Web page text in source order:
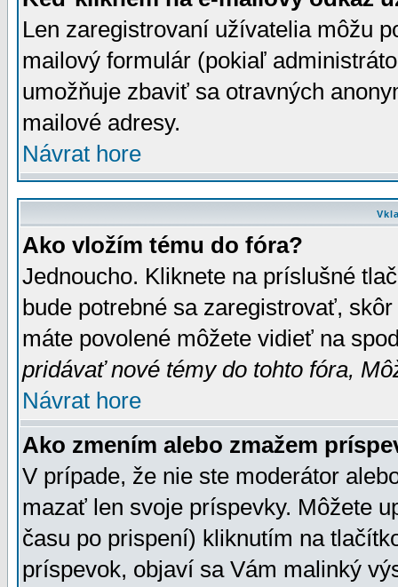
Len zaregistrovaní užívatelia môžu
mailový formulár (pokiaľ
umožňuje zbaviť sa otravných
mailové adresy.
Návrat hore
Ako vložím tému do fóra?
Jednoucho. Kliknete na príslušné
bude potrebné sa zaregistrovať,
máte povolené môžete vidieť na
pridávať nové témy do tohto fóra,
Návrat hore
Ako zmením alebo zmažem
V prípade, že nie ste moderátor
mazať len svoje príspevky. Môžete
času po prispení) kliknutím na
príspevok, objaví sa Vám malinký